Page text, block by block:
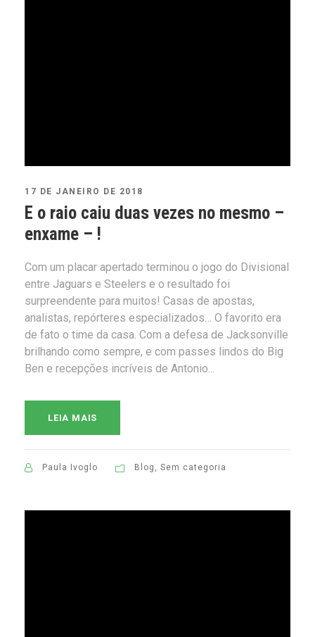
17 DE JANEIRO DE 2018
E o raio caiu duas vezes no mesmo –
enxame – !
Com um placar apertado terminou o jogo do Divisional
entre Jaguars e Steelers e o resultado foi
surpreendente para muitos! Casas de apostas,
analistas, repórteres especializados… O favorito era
de fato o time da casa. Com a defesa de Jacksonville
brilhando como sempre, e com passes lindos do Big
Ben e recepções incríveis de Antonio...
LEIA MAIS
Paula Ivoglo Blog , Sem categoria